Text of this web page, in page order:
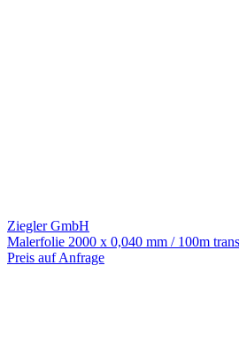
Ziegler GmbH
Malerfolie 2000 x 0,040 mm / 100m
Preis auf Anfrage